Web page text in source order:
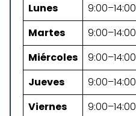
Lunes
9:00–14:00
Martes
9:00–14:00
Miércoles
9:00–14:00
Jueves
9:00–14:00
Viernes
9:00–14:00